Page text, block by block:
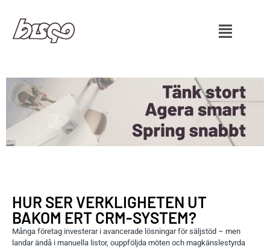
HUR SER VERKLIGHETEN UT
BAKOM ERT CRM-SYSTEM?
Många företag investerar i avancerade lösningar för säljstöd – men
landar ändå i manuella listor, ouppföljda möten och magkänslestyrda